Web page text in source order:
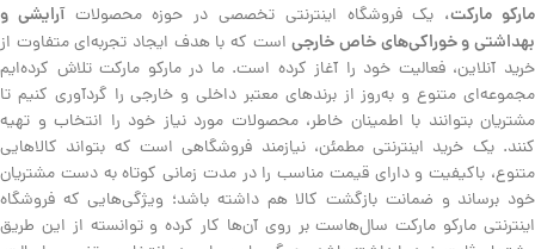
مارکو مارکت، یک فروشگاه اینترنتی تخصصی در حوزه محصولاتآرایشی و
بهداشتی و خوراکی‌های خاص خارجیاست که با هدف ایجاد تجربه‌ای متفاوت از
خرید آنلاین، فعالیت خود را آغاز کرده است. ما در مارکو مارکت تلاش کرده‌ایم
مجموعه‌ای متنوع و به‌روز از برندهای معتبر داخلی و خارجی را گردآوری کنیم تا
مشتریان بتوانند با اطمینان خاطر، محصولات مورد نیاز خود را انتخاب و تهیه
کنند. یک خرید اینترنتی مطمئن، نیازمند فروشگاهی است که بتواند کالاهایی
متنوع، باکیفیت و دارای قیمت مناسب را در مدت زمانی کوتاه به دست مشتریان
خود برساند و ضمانت بازگشت کالا هم داشته باشد؛ ویژگی‌هایی که فروشگاه
اینترنتی مارکو مارکت سال‌هاست بر روی آن‌ها کار کرده و توانسته از این طریق